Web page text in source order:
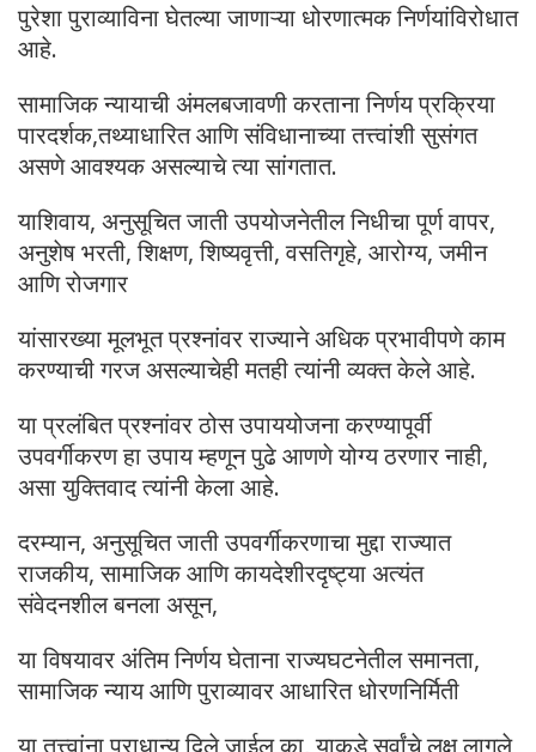
पुरेशा पुराव्याविना घेतल्या जाणाऱ्या धोरणात्मक निर्णयांविरोधात
आहे.
सामाजिक न्यायाची अंमलबजावणी करताना निर्णय प्रक्रिया
पारदर्शक,तथ्याधारित आणि संविधानाच्या तत्त्वांशी सुसंगत
असणे आवश्यक असल्याचे त्या सांगतात.
याशिवाय, अनुसूचित जाती उपयोजनेतील निधीचा पूर्ण वापर,
अनुशेष भरती, शिक्षण, शिष्यवृत्ती, वसतिगृहे, आरोग्य, जमीन
आणि रोजगार
यांसारख्या मूलभूत प्रश्नांवर राज्याने अधिक प्रभावीपणे काम
करण्याची गरज असल्याचेही मतही त्यांनी व्यक्त केले आहे.
या प्रलंबित प्रश्नांवर ठोस उपाययोजना करण्यापूर्वी
उपवर्गीकरण हा उपाय म्हणून पुढे आणणे योग्य ठरणार नाही,
असा युक्तिवाद त्यांनी केला आहे.
दरम्यान, अनुसूचित जाती उपवर्गीकरणाचा मुद्दा राज्यात
राजकीय, सामाजिक आणि कायदेशीरदृष्ट्या अत्यंत
संवेदनशील बनला असून,
या विषयावर अंतिम निर्णय घेताना राज्यघटनेतील समानता,
सामाजिक न्याय आणि पुराव्यावर आधारित धोरणनिर्मिती